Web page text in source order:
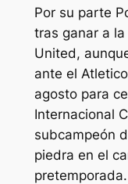
Por su parte
tras ganar a
United,
ante el
agosto para
Internacional
subcampeón
piedra en el
pretemporada.